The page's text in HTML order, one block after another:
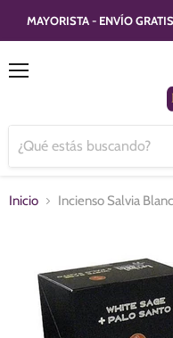
MAYORISTA - ENVÍO
Inicio Incienso Salvia